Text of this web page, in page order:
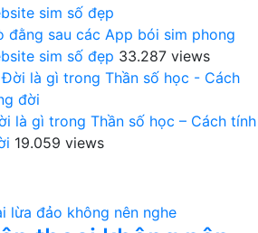
đằng sau các App bói sim phong
sim số đẹp 33.287 views
là gì trong Thần số học – Cách tính
19.059 views